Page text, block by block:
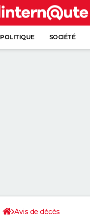
POLITIQUE SOCIÉTÉ
Avis de décès